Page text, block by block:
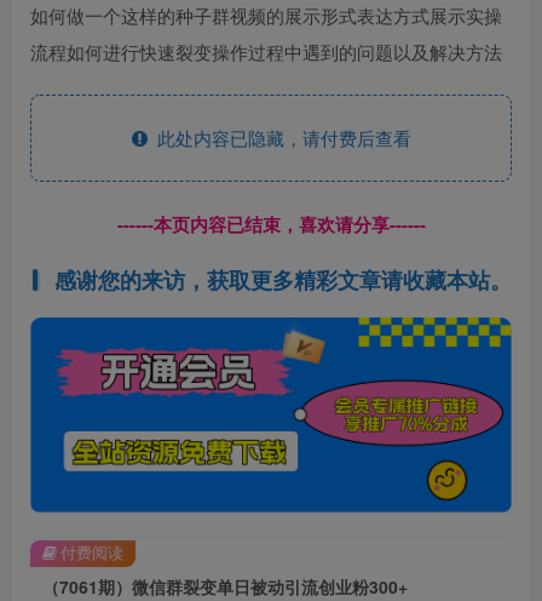
如何做一个这样的种子群视频的展示形式表达方式展示实操
流程如何进行快速裂变操作过程中遇到的问题以及解决方法
此处内容已隐藏，请付费后查看
------本页内容已结束，喜欢请分享------
感谢您的来访，获取更多精彩文章请收藏本站。
（7061期）微信群裂变单日被动引流创业粉300+
付费阅读